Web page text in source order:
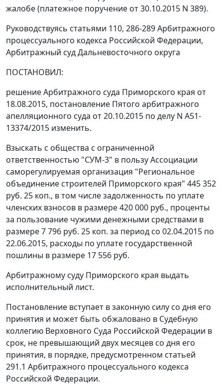
жалобе (платежное поручение от 30.10.2015 N 389).
Руководствуясь статьями 110, 286-289 Арбитражного
процессуального кодекса Российской Федерации,
Арбитражный суд Дальневосточного округа
ПОСТАНОВИЛ:
решение Арбитражного суда Приморского края от
18.08.2015, постановление Пятого арбитражного
апелляционного суда от 20.10.2015 по делу N А51-
13374/2015 изменить.
Взыскать с общества с ограниченной
ответственностью "СУМ-3" в пользу Ассоциации
саморегулируемая организация "Региональное
объединение строителей Приморского края" 445 352
руб. 25 коп., в том числе задолженность по уплате
членских взносов в размере 420 000 руб., проценты
за пользование чужими денежными средствами в
размере 7 796 руб. 25 коп. за период со 02.04.2015 по
22.06.2015, расходы по уплате государственной
пошлины в размере 17 556 руб.
Арбитражному суду Приморского края выдать
исполнительный лист.
Постановление вступает в законную силу со дня его
принятия и может быть обжаловано в Судебную
коллегию Верховного Суда Российской Федерации в
срок, не превышающий двух месяцев со дня его
принятия, в порядке, предусмотренном статьей
291.1 Арбитражного процессуального кодекса
Российской Федерации.